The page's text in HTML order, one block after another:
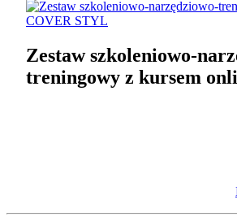
Zestaw szkoleniowo-
treningowy z kursem